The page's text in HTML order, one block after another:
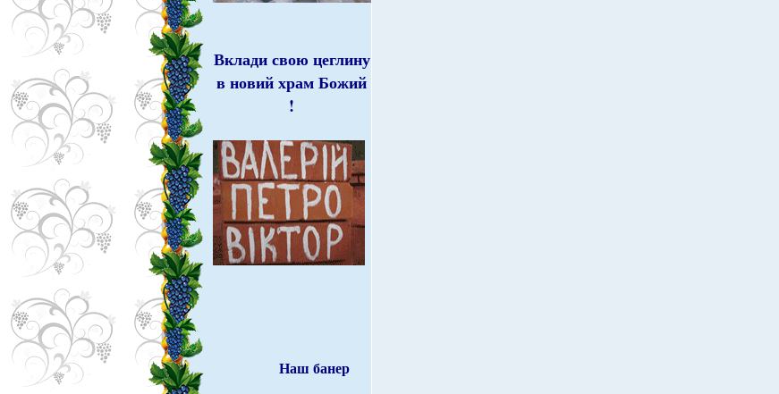
Вклади свою цеглину
в новий храм Божий
!
Наш банер